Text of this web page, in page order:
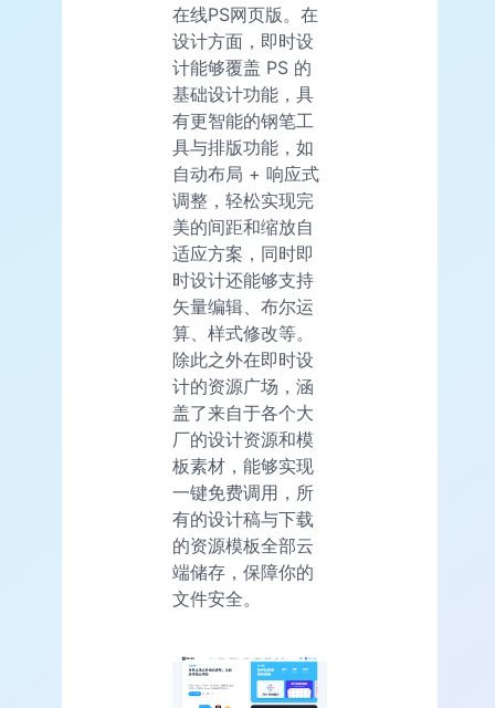
在线PS网页版。在
设计方面，即时设
计能够覆盖 PS 的
基础设计功能，具
有更智能的钢笔工
具与排版功能，如
自动布局 + 响应式
调整，轻松实现完
美的间距和缩放自
适应方案，同时即
时设计还能够支持
矢量编辑、布尔运
算、样式修改等。
除此之外在即时设
计的资源广场，涵
盖了来自于各个大
厂的设计资源和模
板素材，能够实现
一键免费调用，所
有的设计稿与下载
的资源模板全部云
端储存，保障你的
文件安全。